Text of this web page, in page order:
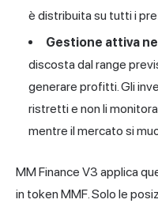
è distribuita su tutti i
Gestione attiva
discosta dal range
generare profitti. Gli
ristretti e non li
mentre il mercato si
MM Finance V3 applica
in token MMF. Solo le